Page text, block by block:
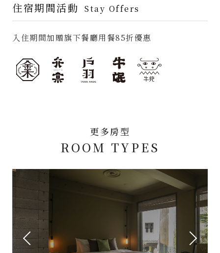
住宿期間活動 Stay Offers
入住期間加贈旗下餐廳用餐85折優惠
更多房型
ROOM TYPES